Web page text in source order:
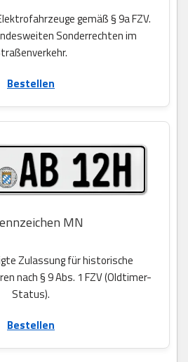
gemäß § 9a FZV.
Sonderrechten im
Bestellen
MN
Zulassung für historische
nach § 9 Abs. 1 FZV (Oldtimer-
Status).
Bestellen